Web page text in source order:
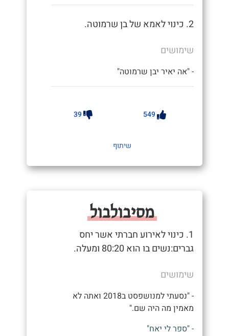
2. כינוי לאמא של בן שרמוטה.
שימושים
- "אה יאיר יבן שרמוטה"
549
39
שיתוף
מסיבולבול
1. כינוי לאירוע חברתי אשר יחס
גברים:נשים בו הוא 80:20 ומעלה.
שימושים
- "נסעתי למנושפסט ב2018 ואתה לא
מאמין מה היה שם."
- "ספר לי יאח"